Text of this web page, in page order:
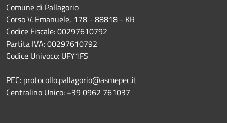
Comune di Pallagorio
Corso V. Emanuele, 178 - 88818 - KR
Codice Fiscale: 00297610792
Partita IVA: 00297610792
Codice Univoco: UFY1FS
PEC: protocollo.pallagorio@asmepec.it
Centralino Unico: +39 0962 761037